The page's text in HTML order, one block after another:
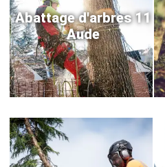
Abattage d'arbres 11
Aude